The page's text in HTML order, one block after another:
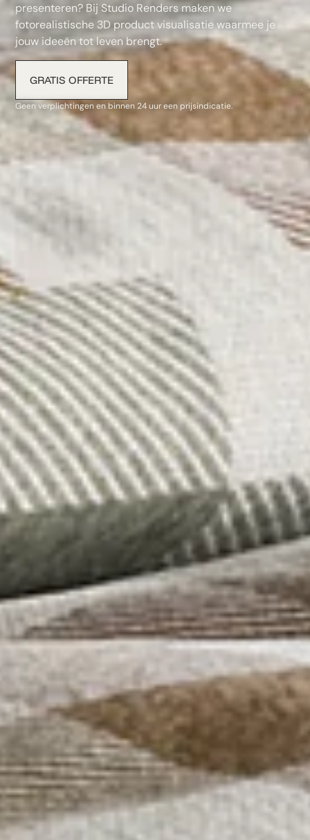
presenteren? Bij Studio Renders maken we
fotorealistische 3D product visualisatie waarmee je
jouw ideeën tot leven brengt.
GRATIS OFFERTE
Geen verplichtingen en binnen 24 uur een prijsindicatie.